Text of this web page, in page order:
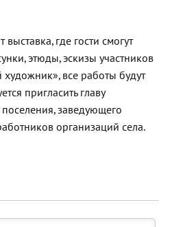
где гости смогут
этюды, эскизы участников
все работы будут
пригласить главу
заведующего
организаций села.